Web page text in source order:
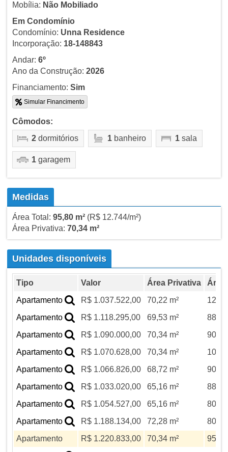
Mobília: Não Mobiliado
Em Condomínio
Condomínio: Unna Residence
Incorporação: 18-148843
Andar: 6º
Ano da Construção: 2026
Financiamento: Sim
Simular Financimento
Cômodos:
2dormitórios 1banheiro 1sala
1garagem
Medidas
Área Total: 95,80 m²(R$ 12.744/m²)
Área Privativa: 70,34 m²
Unidades disponíveis
Tipo Valor Área Privativa
Área
Apartamento
R$ 1.037.522,00 70,22 m²
Apartamento
R$ 1.118.295,00 69,53 m²
88,03
Apartamento
R$ 1.090.000,00 70,34 m²
90,08
Apartamento
R$ 1.070.628,00 70,34 m²
Apartamento
R$ 1.066.826,00 68,72 m²
90,08
Apartamento
R$ 1.033.020,00 65,16 m²
88,03
Apartamento
R$ 1.054.527,00 65,16 m²
80,08
Apartamento
R$ 1.188.134,00 72,28 m²
80,08
Apartamento
R$ 1.220.833,00 70,34 m²
95,80